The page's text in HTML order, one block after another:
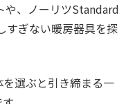
や、ノーリツStandard
すぎない暖房器具を探
選ぶと引き締まる一